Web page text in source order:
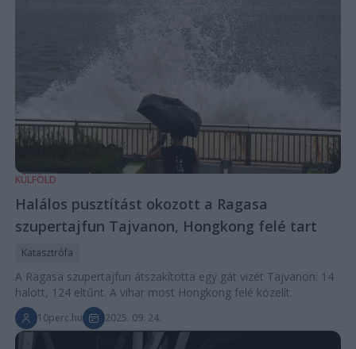
KÜLFÖLD
Halálos pusztítást okozott a Ragasa
szupertajfun Tajvanon, Hongkong felé tart
Katasztrófa
A Ragasa szupertajfun átszakította egy gát vizét Tajvanon: 14
halott, 124 eltűnt. A vihar most Hongkong felé közelít.
10perc.hu 2025. 09. 24.